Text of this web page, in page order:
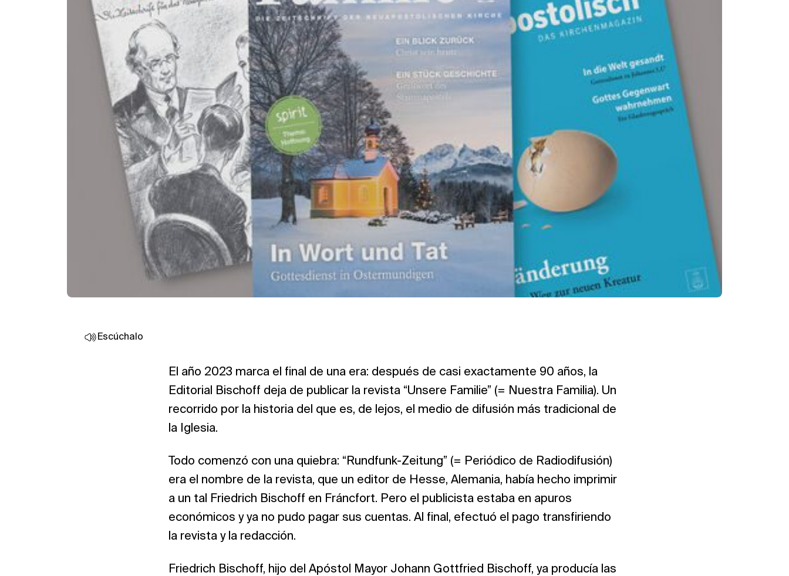
Escúchalo
El año 2023 marca el final de una era: después de casi exactamente 90 años, la
Editorial Bischoff deja de publicar la revista “Unsere Familie” (= Nuestra Familia). Un
recorrido por la historia del que es, de lejos, el medio de difusión más tradicional de
la Iglesia.
Todo comenzó con una quiebra: “Rundfunk-Zeitung” (= Periódico de Radiodifusión)
era el nombre de la revista, que un editor de Hesse, Alemania, había hecho imprimir
a un tal Friedrich Bischoff en Fráncfort. Pero el publicista estaba en apuros
económicos y ya no pudo pagar sus cuentas. Al final, efectuó el pago transfiriendo
la revista y la redacción.
Friedrich Bischoff, hijo del Apóstol Mayor Johann Gottfried Bischoff, ya producía las